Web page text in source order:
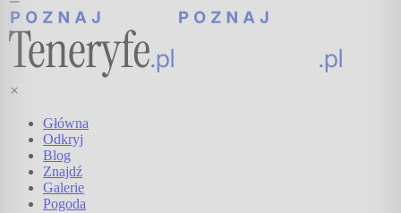
Główna
Odkryj
Blog
Znajdź
Galerie
Pogoda